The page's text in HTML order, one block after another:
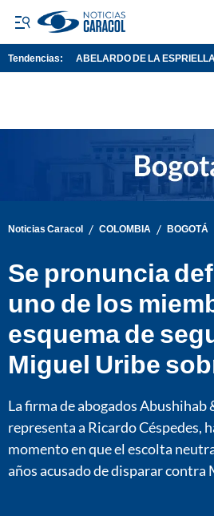
Tendencias: ABELARDO DE LA
Noticias Caracol / COLOMBIA / BOGOTÁ
Se pronuncia
uno de los
esquema de
Miguel Uribe
La firma de abogados Abushihab
representa a Ricardo Céspedes,
momento en que el escolta
años acusado de disparar contra